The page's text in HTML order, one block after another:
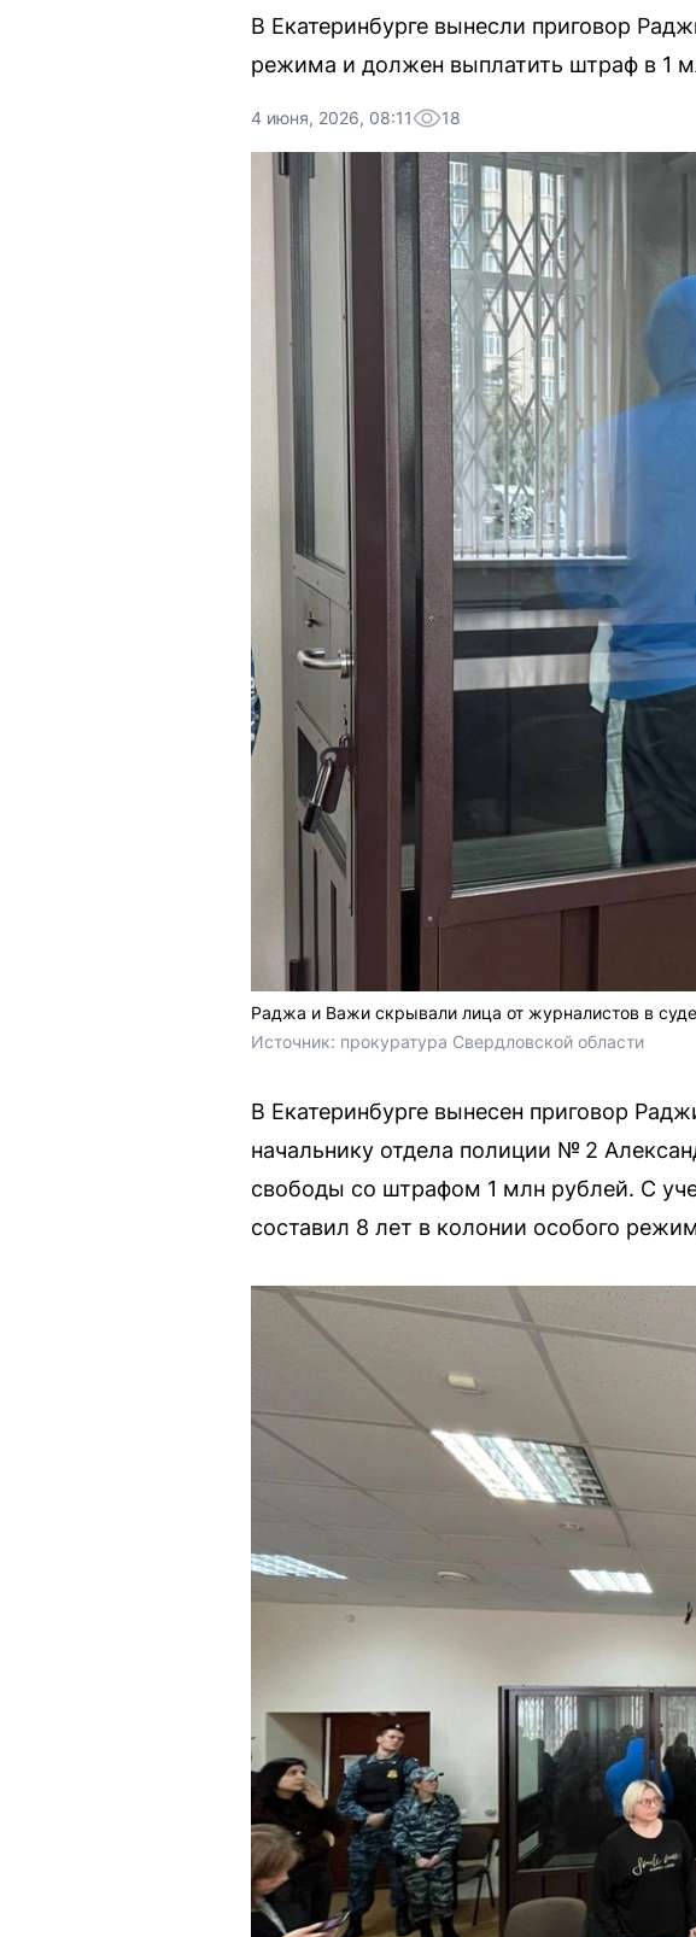
В Екатеринбурге вынесли приговор
режима и должен выплатить штраф в 1
4 июня, 2026, 08:11 18
Раджа и Важи скрывали лица от журналистов в суде
Источник: прокуратура Свердловской области
В Екатеринбурге вынесен приговор
начальнику отдела полиции № 2
свободы со штрафом 1 млн рублей. С
составил 8 лет в колонии особого